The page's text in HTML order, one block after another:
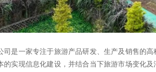
司是一家专注于旅游产品研发、生产及销售的
的实现信息化建设，并结合当下旅游市场变化